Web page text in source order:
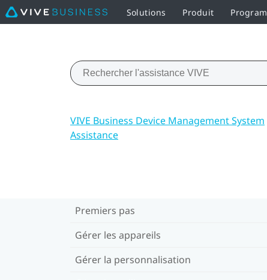
Solutions Produit
VIVE Business Device Management System
Assistance
Premiers pas
Gérer les appareils
Gérer la personnalisation